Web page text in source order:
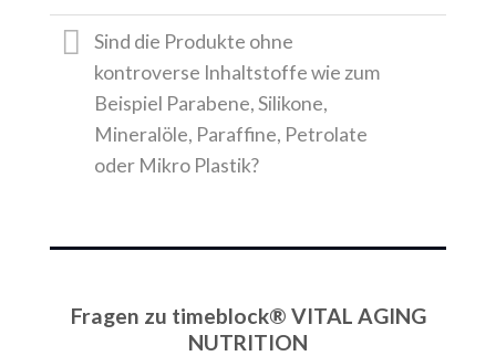
Sind die Produkte ohne
kontroverse Inhaltstoffe wie zum
Beispiel Parabene, Silikone,
Mineralöle, Paraffine, Petrolate
oder Mikro Plastik?
Fragen zu timeblock® VITAL AGING
NUTRITION